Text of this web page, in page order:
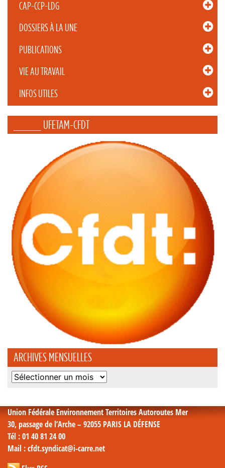
CAP-CCP-LDG
DOSSIERS À LA UNE
PUBLICATIONS
VIE AU TRAVAIL
INFOS UTILES
_____ UFETAM-CFDT
ARCHIVES MENSUELLES
Archives
Union Fédérale Environnement Territoires Autoroutes Mer
30, passage de l’Arche – 92055 PARIS LA DÉFENSE
Tél : 01 40 81 24 00
Mail : cfdt.syndicat@i-carre.net